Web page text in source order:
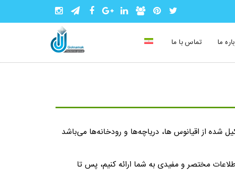
ما تماس با ما
کره زمین را آب‌ها و خشکی‌های زیادی تشکیل داده است. ۷۱ درصد زمین تشکیل شده از اقیانوس ها، دریاچه‌ها و رودخانه‌ها می‌باشد
مختصر و مفیدی به شما ارائه کنیم، پس تا